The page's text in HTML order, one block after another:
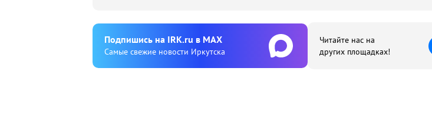
Подпишиcь на IRK.ru в MAX
Cамые свежие новости Иркутска
Читайте нас на
других площадках!